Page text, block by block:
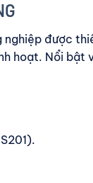
nghiệp được
hoạt. Nổi bật